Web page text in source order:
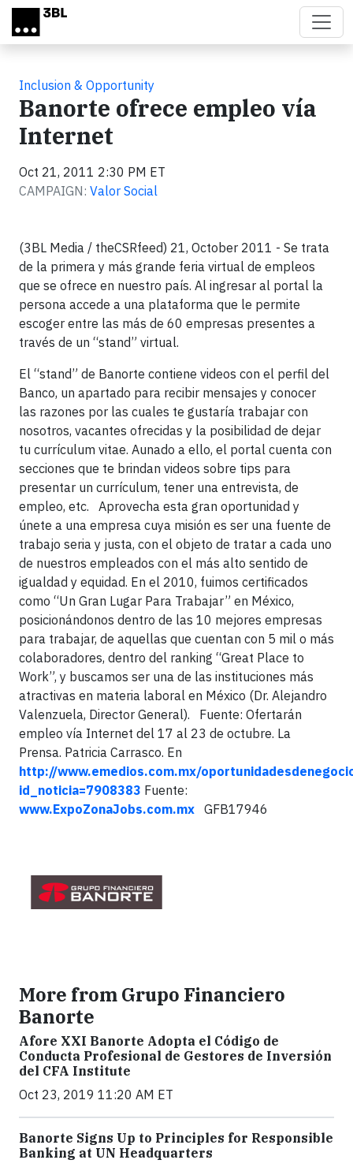
Skip to main content
Inclusion & Opportunity
Banorte ofrece empleo vía
Internet
Oct 21, 2011 2:30 PM ET
CAMPAIGN: Valor Social
(3BL Media / theCSRfeed) 21, October 2011 - Se trata
de la primera y más grande feria virtual de empleos
que se ofrece en nuestro país. Al ingresar al portal la
persona accede a una plataforma que le permite
escoger entre las más de 60 empresas presentes a
través de un “stand” virtual.
El “stand” de Banorte contiene videos con el perfil del
Banco, un apartado para recibir mensajes y conocer
las razones por las cuales te gustaría trabajar con
nosotros, vacantes ofrecidas y la posibilidad de dejar
tu currículum vitae. Aunado a ello, el portal cuenta con
secciones que te brindan videos sobre tips para
presentar un currículum, tener una entrevista, de
empleo, etc. Aprovecha esta gran oportunidad y
únete a una empresa cuya misión es ser una fuente de
trabajo seria y justa, con el objeto de tratar a cada uno
de nuestros empleados con el más alto sentido de
igualdad y equidad. En el 2010, fuimos certificados
como “Un Gran Lugar Para Trabajar” en México,
posicionándonos dentro de las 10 mejores empresas
para trabajar, de aquellas que cuentan con 5 mil o más
colaboradores, dentro del ranking “Great Place to
Work”, y buscamos ser una de las instituciones más
atractivas en materia laboral en México (Dr. Alejandro
Valenzuela, Director General). Fuente: Ofertarán
empleo vía Internet del 17 al 23 de octubre. La
Prensa. Patricia Carrasco. En
http://www.emedios.com.mx/
id_noticia=7908383 Fuente:
www.ExpoZonaJobs.com.mx GFB17946
More from Grupo Financiero
Banorte
Afore XXI Banorte Adopta el Código de
Conducta Profesional de Gestores de Inversión
del CFA Institute
Oct 23, 2019 11:20 AM ET
Banorte Signs Up to Principles for Responsible
Banking at UN Headquarters